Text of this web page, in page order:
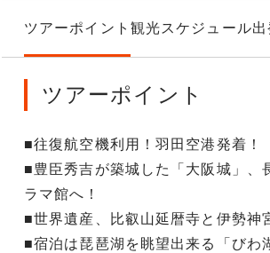
ツアーポイント 観光スケジュール
ツアーポイント
■往復航空機利用！羽田空港発着！
■豊臣秀吉が築城した「大阪城」、
ラマ館へ！
■世界遺産、比叡山延暦寺と伊勢神
■宿泊は琵琶湖を眺望出来る「びわ